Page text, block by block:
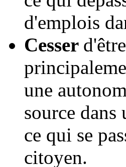
d'emplois
Cesser
une
source
ce qui se
citoyen.